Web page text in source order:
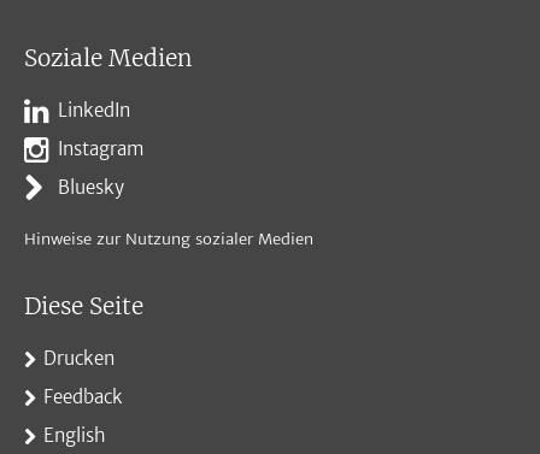
Soziale Medien
LinkedIn
Instagram
Bluesky
Hinweise zur Nutzung sozialer Medien
Diese Seite
Drucken
Feedback
English